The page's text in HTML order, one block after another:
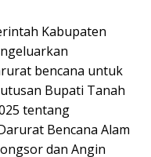
Kabupaten
bencana untuk
Bupati Tanah
tentang
Bencana Alam
dan Angin